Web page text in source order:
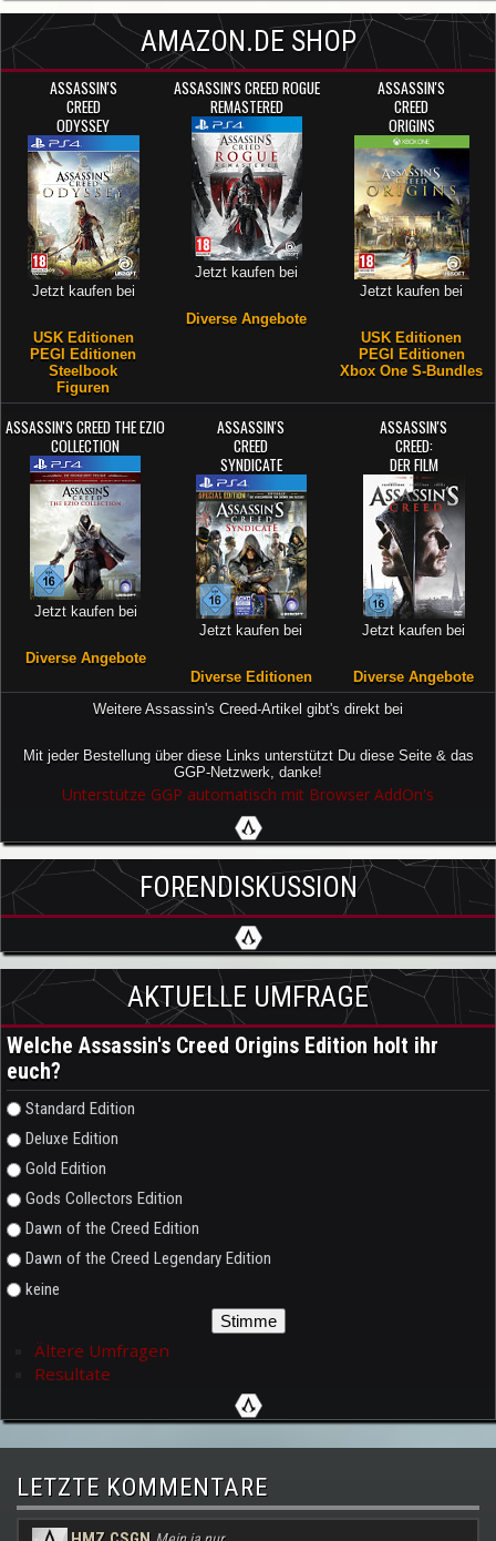
AMAZON.DE SHOP
ASSASSIN'S
CREED
ODYSSEY
Jetzt kaufen bei
USK Editionen
PEGI Editionen
Steelbook
Figuren
ASSASSIN'S CREED ROGUE
REMASTERED
Jetzt kaufen bei
Diverse Angebote
ASSASSIN'S
CREED
ORIGINS
Jetzt kaufen bei
USK Editionen
PEGI Editionen
Xbox One S-Bundles
ASSASSIN'S CREED THE EZIO
COLLECTION
Jetzt kaufen bei
Diverse Angebote
ASSASSIN'S
CREED
SYNDICATE
Jetzt kaufen bei
Diverse Editionen
ASSASSIN'S
CREED:
DER FILM
Jetzt kaufen bei
Diverse Angebote
Weitere Assassin's Creed-Artikel gibt's direkt bei
Mit jeder Bestellung über diese Links unterstützt Du diese Seite & das
GGP-Netzwerk, danke!
Unterstütze GGP automatisch mit Browser AddOn's
FORENDISKUSSION
AKTUELLE UMFRAGE
Welche Assassin's Creed Origins Edition holt ihr
euch?
Auswahlmöglichkeiten
Standard Edition
Deluxe Edition
Gold Edition
Gods Collectors Edition
Dawn of the Creed Edition
Dawn of the Creed Legendary Edition
keine
Ältere Umfragen
Resultate
LETZTE KOMMENTARE